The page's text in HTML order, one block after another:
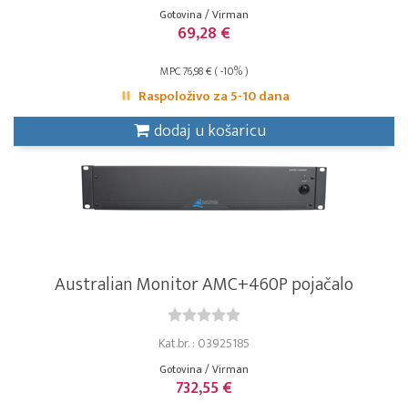
Gotovina / Virman
69,28 €
MPC 76,98 € ( -10% )
Raspoloživo za 5-10 dana
dodaj u košaricu
Australian Monitor AMC+460P pojačalo
Kat.br. : 03925185
Gotovina / Virman
732,55 €